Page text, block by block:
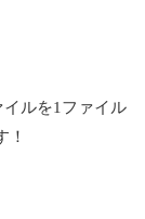
イルを1ファイル
！